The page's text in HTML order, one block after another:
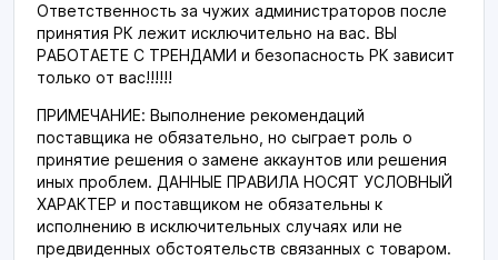
Ответственность за чужих администраторов после
принятия РК лежит исключительно на вас. ВЫ
РАБОТАЕТЕ С ТРЕНДАМИ и безопасность РК зависит
только от вас!!!!!!
ПРИМЕЧАНИЕ: Выполнение рекомендаций
поставщика не обязательно, но сыграет роль о
принятие решения о замене аккаунтов или решения
иных проблем. ДАННЫЕ ПРАВИЛА НОСЯТ УСЛОВНЫЙ
ХАРАКТЕР и поставщиком не обязательны к
исполнению в исключительных случаях или не
предвиденных обстоятельств связанных с товаром.